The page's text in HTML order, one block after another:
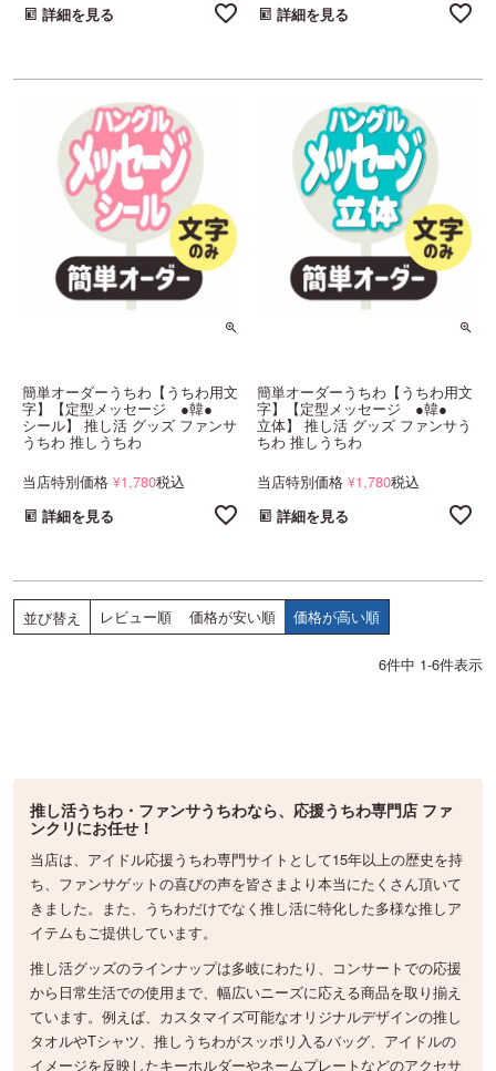
詳細を見る 詳細を見る
簡単オーダーうちわ【うちわ用文
字】【定型メッセージ ●韓●
シール】 推し活 グッズ ファンサ
うちわ 推しうちわ
当店特別価格 ¥1,780税込
詳細を見る
簡単オーダーうちわ【うちわ用文
字】【定型メッセージ ●韓●
立体】 推し活 グッズ ファンサう
ちわ 推しうちわ
当店特別価格 ¥1,780税込
詳細を見る
並び替え レビュー順 価格が安い順 価格が高い順
6件中 1-6件表示
推し活うちわ・ファンサうちわなら、応援うちわ専門店 ファ
ンクリにお任せ！
当店は、アイドル応援うちわ専門サイトとして15年以上の歴史を持
ち、ファンサゲットの喜びの声を皆さまより本当にたくさん頂いて
きました。また、うちわだけでなく推し活に特化した多様な推しア
イテムもご提供しています。
推し活グッズのラインナップは多岐にわたり、コンサートでの応援
から日常生活での使用まで、幅広いニーズに応える商品を取り揃え
ています。例えば、カスタマイズ可能なオリジナルデザインの推し
タオルやTシャツ、推しうちわがスッポリ入るバッグ、アイドルの
イメージを反映したキーホルダーやネームプレートなどのアクセサ